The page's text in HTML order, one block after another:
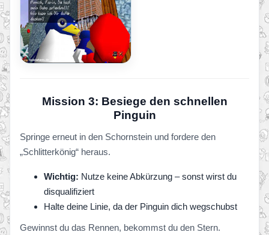
Mission 3: Besiege den schnellen
Pinguin
Springe erneut in den Schornstein und fordere den
„Schlitterkönig“ heraus.
Wichtig: Nutze keine Abkürzung – sonst wirst du
disqualifiziert
Halte deine Linie, da der Pinguin dich wegschubst
Gewinnst du das Rennen, bekommst du den Stern.